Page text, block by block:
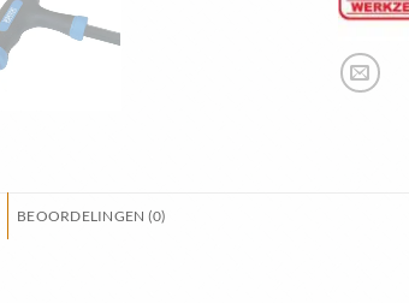
BEOORDELINGEN (0)